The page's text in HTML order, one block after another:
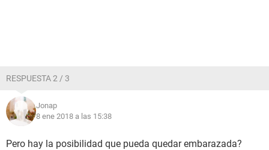
RESPUESTA 2 / 3
Jonap
8 ene 2018 a las 15:38
Pero hay la posibilidad que pueda quedar embarazada?